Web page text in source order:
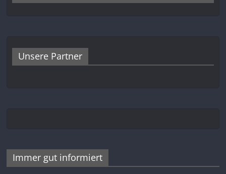
Unsere Partner
Immer gut informiert